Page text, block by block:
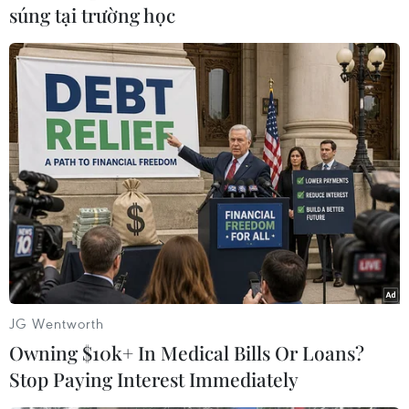
Hiệncác “hiệp sĩ” Bình Dương đang phối hợp
với quận phục bắt "đinh tặc" trên Quốc lộ1A
đoạn giáp ranh giữa Thành phố Hồ Chí Minh và
Bình Dương.
Cùng ngày, Công tyCycles Per Second (CPS –
chuyên đào tạo kỹ thuật viên sửa điện thoại) trụ
sởquận Bình Thạnh, Thành phố Hồ Chí Minh đã
tặng 6 triệu đồng cho sáu thành viênthuộc Đội
xung kích phòng chống "đinh tặc" quận Thủ
Đức. Lãnh đạo công ty cũng hứa sẽ tiếptục
thưởng 10 triệu đồng cho mỗi lần đội bắt được
"đinh tặc"./.
súng tại trường học
JG Wentworth
Owning $10k+ In Medical Bills Or Loans?
Stop Paying Interest Immediately